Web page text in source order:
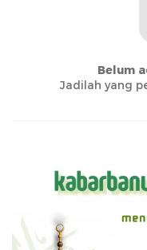
Belum
Jadilah yang